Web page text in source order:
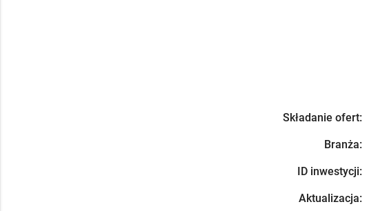
Składanie ofert:
Branża:
ID inwestycji:
Aktualizacja: